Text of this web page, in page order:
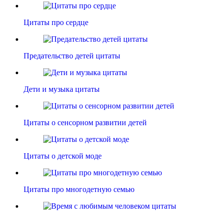
Цитаты про сердце
Предательство детей цитаты
Дети и музыка цитаты
Цитаты о сенсорном развитии детей
Цитаты о детской моде
Цитаты про многодетную семью